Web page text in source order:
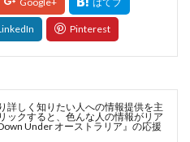
詳しく知りたい人への情報提供を主
ックすると、色んな人の情報がリア
Under オーストラリア』の応援